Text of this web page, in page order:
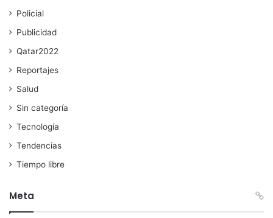
Policial
Publicidad
Qatar2022
Reportajes
Salud
Sin categoría
Tecnología
Tendencias
Tiempo libre
Meta